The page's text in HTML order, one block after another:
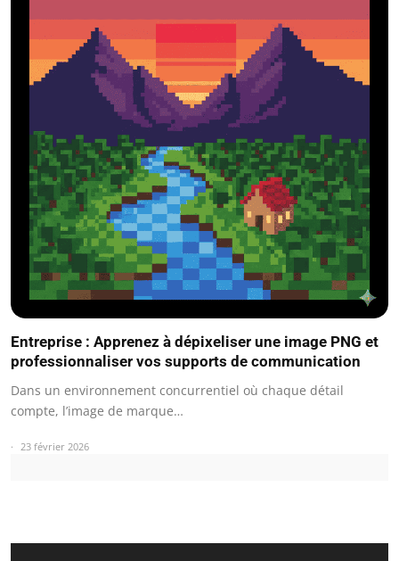
Entreprise : Apprenez à dépixeliser une image PNG et
professionnaliser vos supports de communication
Dans un environnement concurrentiel où chaque détail
compte, l’image de marque…
23 février 2026